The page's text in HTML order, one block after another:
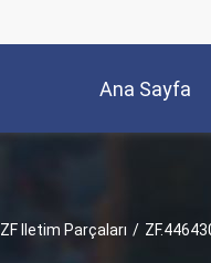
Ana Sayfa
ZF Iletim Parçaları /